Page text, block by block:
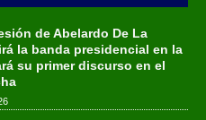
de Abelardo De La
la banda presidencial en la
su primer discurso en el